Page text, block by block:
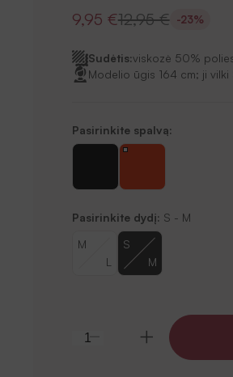
9,95 €12,95 € -23%
Sudėtis:viskozė 50%
Modelio ūgis 164 cm; ji
Pasirinkite spalvą:
Pasirinkite dydį: S - M
M
L
S
M